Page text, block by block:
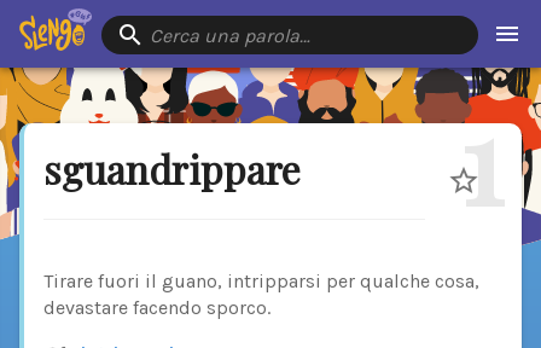
Cerca una parola…
sguandrippare 1
Tirare fuori il guano, intripparsi per qualche cosa,
devastare facendo sporco.